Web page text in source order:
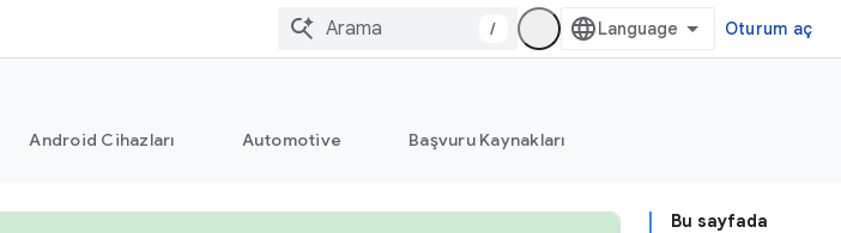
/ Oturum aç
Android Cihazları Automotive Başvuru Kaynakları
Bu sayfada